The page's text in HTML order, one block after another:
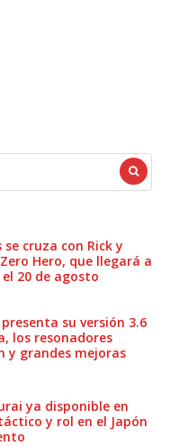
cruza con Rick y
Hero, que llegará a
20 de agosto
su versión 3.6
los resonadores
y grandes mejoras
ya disponible en
y rol en el Japón